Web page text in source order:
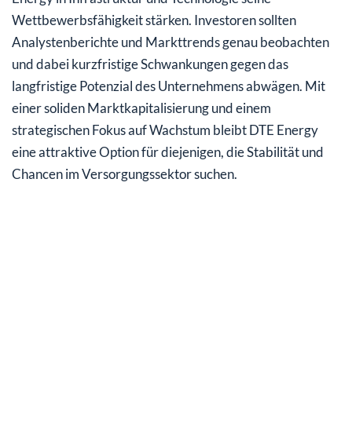
Wettbewerbsfähigkeit stärken. Investoren sollten
Analystenberichte und Markttrends genau beobachten
und dabei kurzfristige Schwankungen gegen das
langfristige Potenzial des Unternehmens abwägen. Mit
einer soliden Marktkapitalisierung und einem
strategischen Fokus auf Wachstum bleibt DTE Energy
eine attraktive Option für diejenigen, die Stabilität und
Chancen im Versorgungssektor suchen.